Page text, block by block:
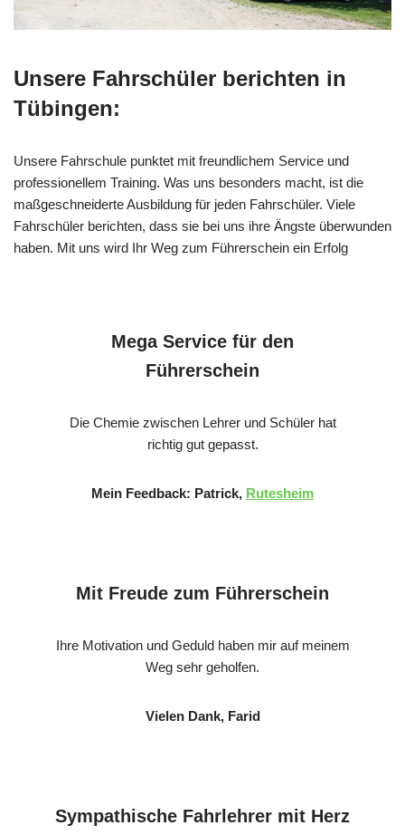
Unsere Fahrschüler berichten in
Tübingen:
Unsere Fahrschule punktet mit freundlichem Service und
professionellem Training. Was uns besonders macht, ist die
maßgeschneiderte Ausbildung für jeden Fahrschüler. Viele
Fahrschüler berichten, dass sie bei uns ihre Ängste überwunden
haben. Mit uns wird Ihr Weg zum Führerschein ein Erfolg
Mega Service für den
Führerschein
Die Chemie zwischen Lehrer und Schüler hat
richtig gut gepasst.
Mein Feedback: Patrick, Rutesheim
Mit Freude zum Führerschein
Ihre Motivation und Geduld haben mir auf meinem
Weg sehr geholfen.
Vielen Dank, Farid
Sympathische Fahrlehrer mit Herz